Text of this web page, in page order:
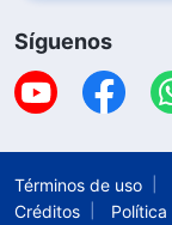
Síguenos
Términos de uso
Créditos
Política